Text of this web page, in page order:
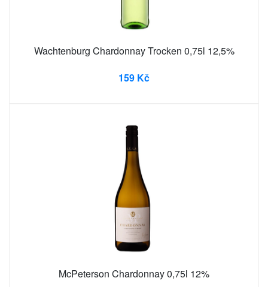
Wachtenburg Chardonnay Trocken 0,75l 12,5%
159 Kč
McPeterson Chardonnay 0,75l 12%